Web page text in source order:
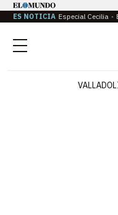
ES NOTICIA Especial Cecilia
Menú